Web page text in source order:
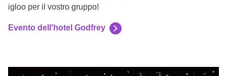
igloo per il vostro gruppo!
Evento dell'hotel Godfrey